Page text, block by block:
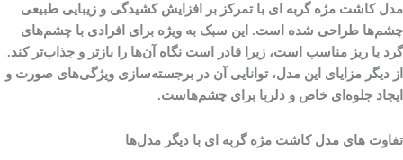
مدل کاشت مژه گربه ای با تمرکز بر افزایش کشیدگی و زیبایی طبیعی
چشم‌ها طراحی شده است. این سبک به ویژه برای افرادی با چشم‌های
گرد یا ریز مناسب است، زیرا قادر است نگاه آن‌ها را بازتر و جذاب‌تر کند.
از دیگر مزایای این مدل، توانایی آن در برجسته‌سازی ویژگی‌های صورت و
ایجاد جلوه‌ای خاص و دلربا برای چشم‌هاست.
تفاوت ‌های مدل کاشت مژه گربه ‌ای با دیگر مدل‌ها